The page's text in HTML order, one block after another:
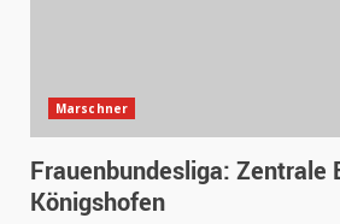
Marschner
Frauenbundesliga: Zentrale
Königshofen